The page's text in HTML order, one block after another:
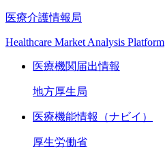
医療介護情報局
Healthcare Market Analysis Platform
医療機関届出情報
地方厚生局
医療機能情報（ナビイ）
厚生労働省